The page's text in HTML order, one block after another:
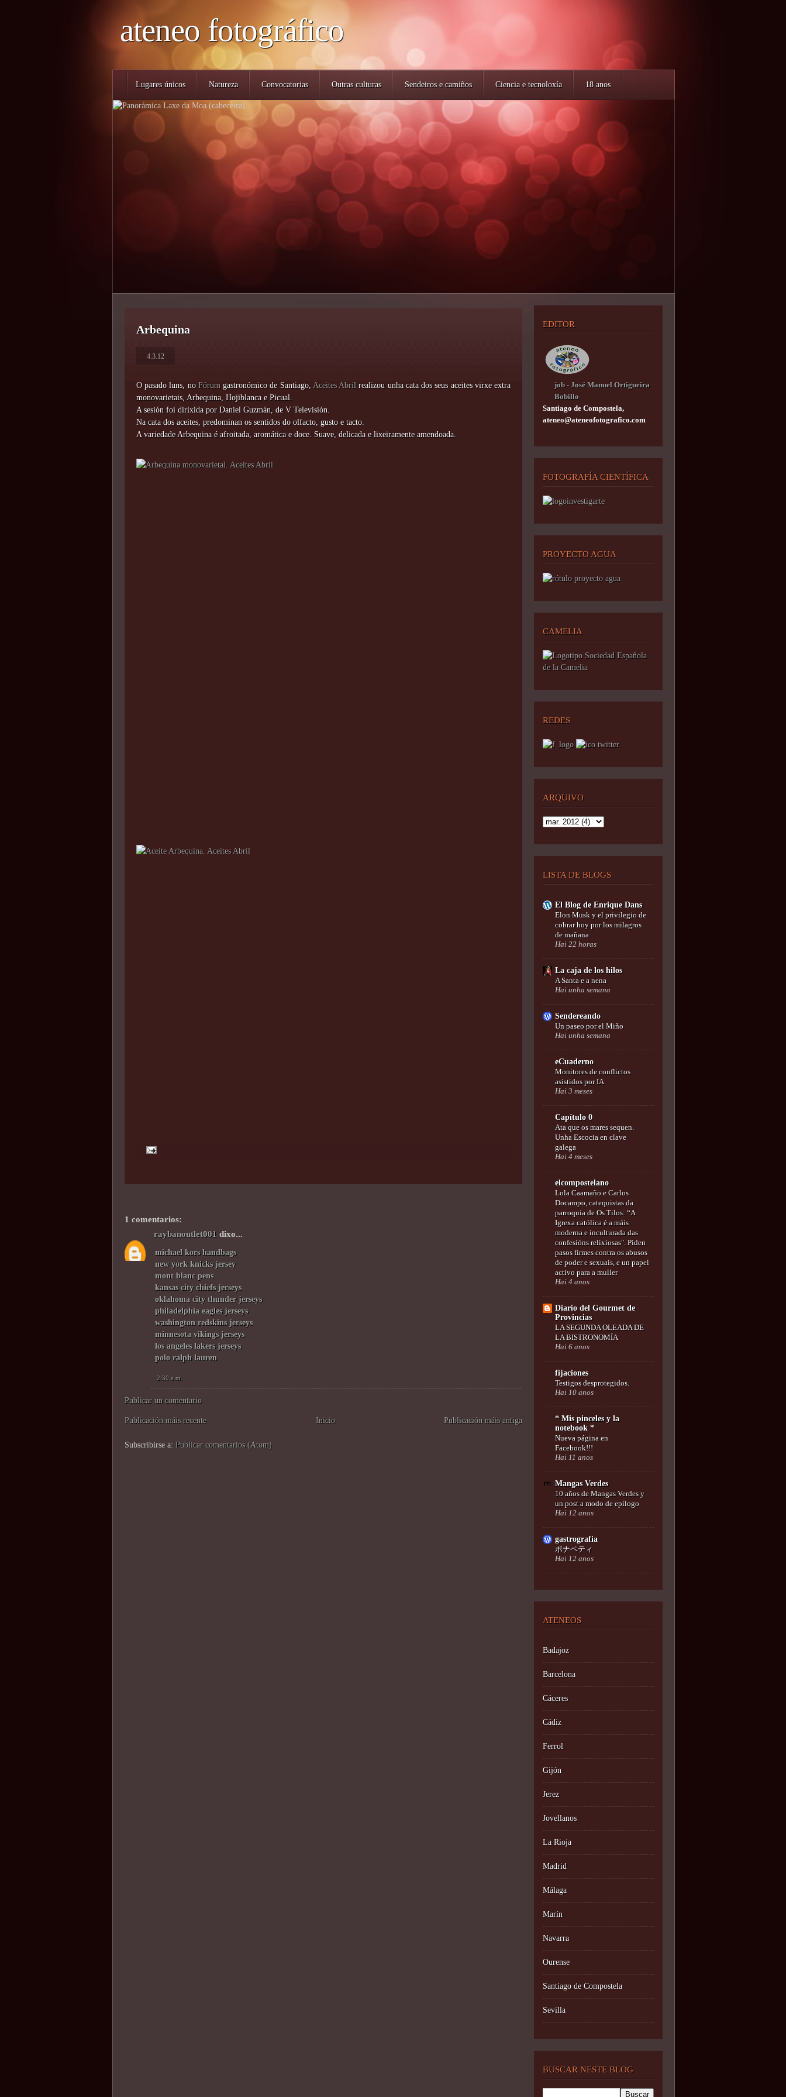
ateneo fotográfico
Lugares únicos Natureza Convocatorias Outras culturas Sendeiros e camiños Ciencia e tecnoloxía 18 anos
Arbequina
4.3.12
O pasado luns, no Fórumgastronómico de Santiago, Aceites Abril realizou unha cata dos seus aceites virxe extra
monovarietais, Arbequina, Hojiblanca e Picual.
A sesión foi dirixida por Daniel Guzmán, de V Televisión.
Na cata dos aceites, predominan os sentidos do olfacto, gusto e tacto.
A variedade Arbequina é afroitada, aromática e doce. Suave, delicada e lixeiramente amendoada.
1 comentarios:
raybanoutlet001 dixo...
michael kors handbags
new york knicks jersey
mont blanc pens
kansas city chiefs jerseys
oklahoma city thunder jerseys
philadelphia eagles jerseys
washington redskins jerseys
minnesota vikings jerseys
los angeles lakers jerseys
polo ralph lauren
2:30 a.m.
Publicar un comentario
Publicación máis recente Publicación máis antiga
Inicio
Subscribirse a: Publicar comentarios (Atom)
EDITOR
job - José Manuel Ortigueira
Bobillo
Santiago de Compostela,
ateneo@ateneofotografico.com
FOTOGRAFÍA CIENTÍFICA
PROYECTO AGUA
CAMELIA
REDES
ARQUIVO
LISTA DE BLOGS
El Blog de Enrique Dans
Elon Musk y el privilegio de
cobrar hoy por los milagros
de mañana
Hai 22 horas
La caja de los hilos
A Santa e a nena
Hai unha semana
Sendereando
Un paseo por el Miño
Hai unha semana
eCuaderno
Monitores de conflictos
asistidos por IA
Hai 3 meses
Capítulo 0
Ata que os mares sequen.
Unha Escocia en clave
galega
Hai 4 meses
elcompostelano
Lola Caamaño e Carlos
Docampo, catequistas da
parroquia de Os Tilos: “A
Igrexa católica é a máis
moderna e inculturada das
confesións relixiosas". Piden
pasos firmes contra os abusos
de poder e sexuais, e un papel
activo para a muller
Hai 4 anos
Diario del Gourmet de
Provincias
LA SEGUNDA OLEADA DE
LA BISTRONOMÍA
Hai 6 anos
fijaciones
Testigos desprotegidos.
Hai 10 anos
* Mis pinceles y la
notebook *
Nueva página en
Facebook!!!
Hai 11 anos
Mangas Verdes
10 años de Mangas Verdes y
un post a modo de epílogo
Hai 12 anos
gastrografia
ボナペティ
Hai 12 anos
ATENEOS
Badajoz
Barcelona
Cáceres
Cádiz
Ferrol
Gijón
Jerez
Jovellanos
La Rioja
Madrid
Málaga
Marín
Navarra
Ourense
Santiago de Compostela
Sevilla
BUSCAR NESTE BLOG